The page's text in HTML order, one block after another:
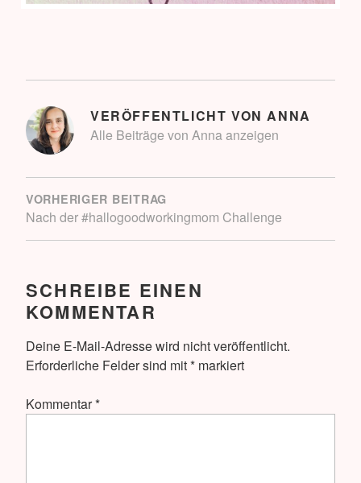
VERÖFFENTLICHT VONANNA
Alle Beiträge von Anna anzeigen
BEITRAGSNAVIGATION
VORHERIGER BEITRAG
Nach der #hallogoodworkingmom Challenge
SCHREIBE EINEN
KOMMENTAR
Deine E-Mail-Adresse wird nicht veröffentlicht.
Erforderliche Felder sind mit* markiert
Kommentar*